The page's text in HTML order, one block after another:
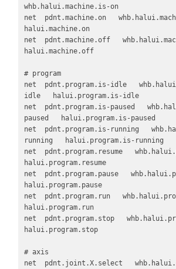
whb.halui.machine.is-on
net  pdnt.machine.on
halui.machine.on
net  pdnt.machine.off
halui.machine.off
# program
net  pdnt.program.is-idle
idle   halui.program.is-idle
net  pdnt.program.is-paused
paused   halui.program.is-paused
net  pdnt.program.is-running
running   halui.program.is-running
net  pdnt.program.resume
halui.program.resume
net  pdnt.program.pause
halui.program.pause
net  pdnt.program.run
halui.program.run
net  pdnt.program.stop
halui.program.stop
# axis
net  pdnt.joint.X.select